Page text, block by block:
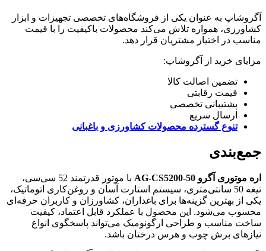
آگروشاپ به عنوان یکی از فروشگاه‌های تخصصی تجهیزات و ابزار
کشاورزی، همواره تلاش می‌کند محصولات باکیفیت را با قیمت
مناسب در اختیار مشتریان قرار دهد.
مزایای خرید از آگروشاپ:
تضمین اصالت کالا
قیمت رقابتی
پشتیبانی تخصصی
ارسال سریع
تنوع گسترده محصولات کشاورزی و باغبانی
جمع‌بندی
اره موتوری آگرو AG-CS5200-50
با موتور قدرتمند 52 سی‌سی،
تیغه 50 سانتی‌متری، سیستم استارت آسان و روغن‌کاری اتوماتیک،
یکی از بهترین گزینه‌ها برای باغداران، کشاورزان و کاربران حرفه‌ای
محسوب می‌شود. این محصول با عملکرد قابل اعتماد، کیفیت
ساخت مناسب و طراحی ارگونومیک می‌تواند پاسخگوی انواع
نیازهای برش چوب و هرس درختان باشد.